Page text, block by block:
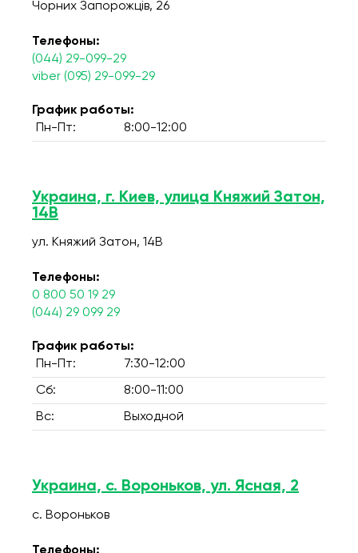
Чорних Запорожців, 26
Телефоны:
(044) 29-099-29
viber (095) 29-099-29
График работы:
Пн-Пт:
8:00-12:00
Украина, г. Киев, улица Княжий Затон,
14В
ул. Княжий Затон, 14В
Телефоны:
0 800 50 19 29
(044) 29 099 29
График работы:
Пн-Пт:
7:30-12:00
Сб: 8:00-11:00
Вс: Выходной
Украина, с. Вороньков, ул. Ясная, 2
с. Вороньков